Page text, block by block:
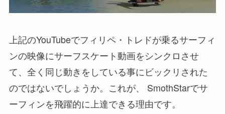
上記のYouTubeでフィリペ・トレドが乗るサーフィ
ンの映像にサーフスケート動画をシンクロさせ
て、全く同じ動きをしている事にビックリされた
のではないでしょうか。これが、 SmothStarでサ
ーフィンを飛躍的に上達できる理由です。